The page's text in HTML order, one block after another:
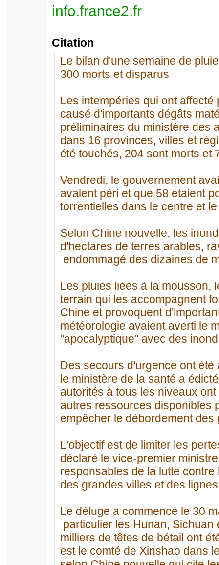
info.france2.fr
Citation
Le bilan d'une semaine de
300 morts et disparus
Les intempéries qui ont
causé d'importants dégâts
préliminaires du ministère des
dans 16 provinces, villes et
été touchés, 204 sont morts et
Vendredi, le gouvernement
avaient péri et que 58 étaient
torrentielles dans le centre et
Selon Chine nouvelle, les
d'hectares de terres arables,
endommagé des dizaines de
Les pluies liées à la mousson,
terrain qui les accompagnent
Chine et provoquent
météorologie avaient averti le
"apocalyptique" avec des
Des secours d'urgence ont
le ministère de la santé a
autorités à tous les niveaux
autres ressources disponibles
empêcher le débordement
L'objectif est de limiter les
déclaré le vice-premier
responsables de la lutte
des grandes villes et des
Le déluge a commencé le 30
particulier les Hunan,
milliers de têtes de bétail ont
est le comté de Xinshao dans